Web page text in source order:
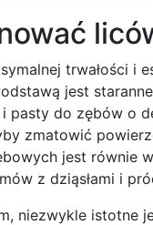
trwałości
jest
pasty do zębów o
zmatowić
jest równie
z dziąsłami i
niezwykle istotne